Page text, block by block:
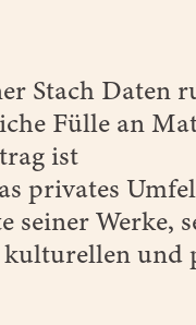
Stach Daten
Fülle an
ist
privates
seiner Werke,
kulturellen und